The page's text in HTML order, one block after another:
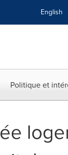
English
Politique et